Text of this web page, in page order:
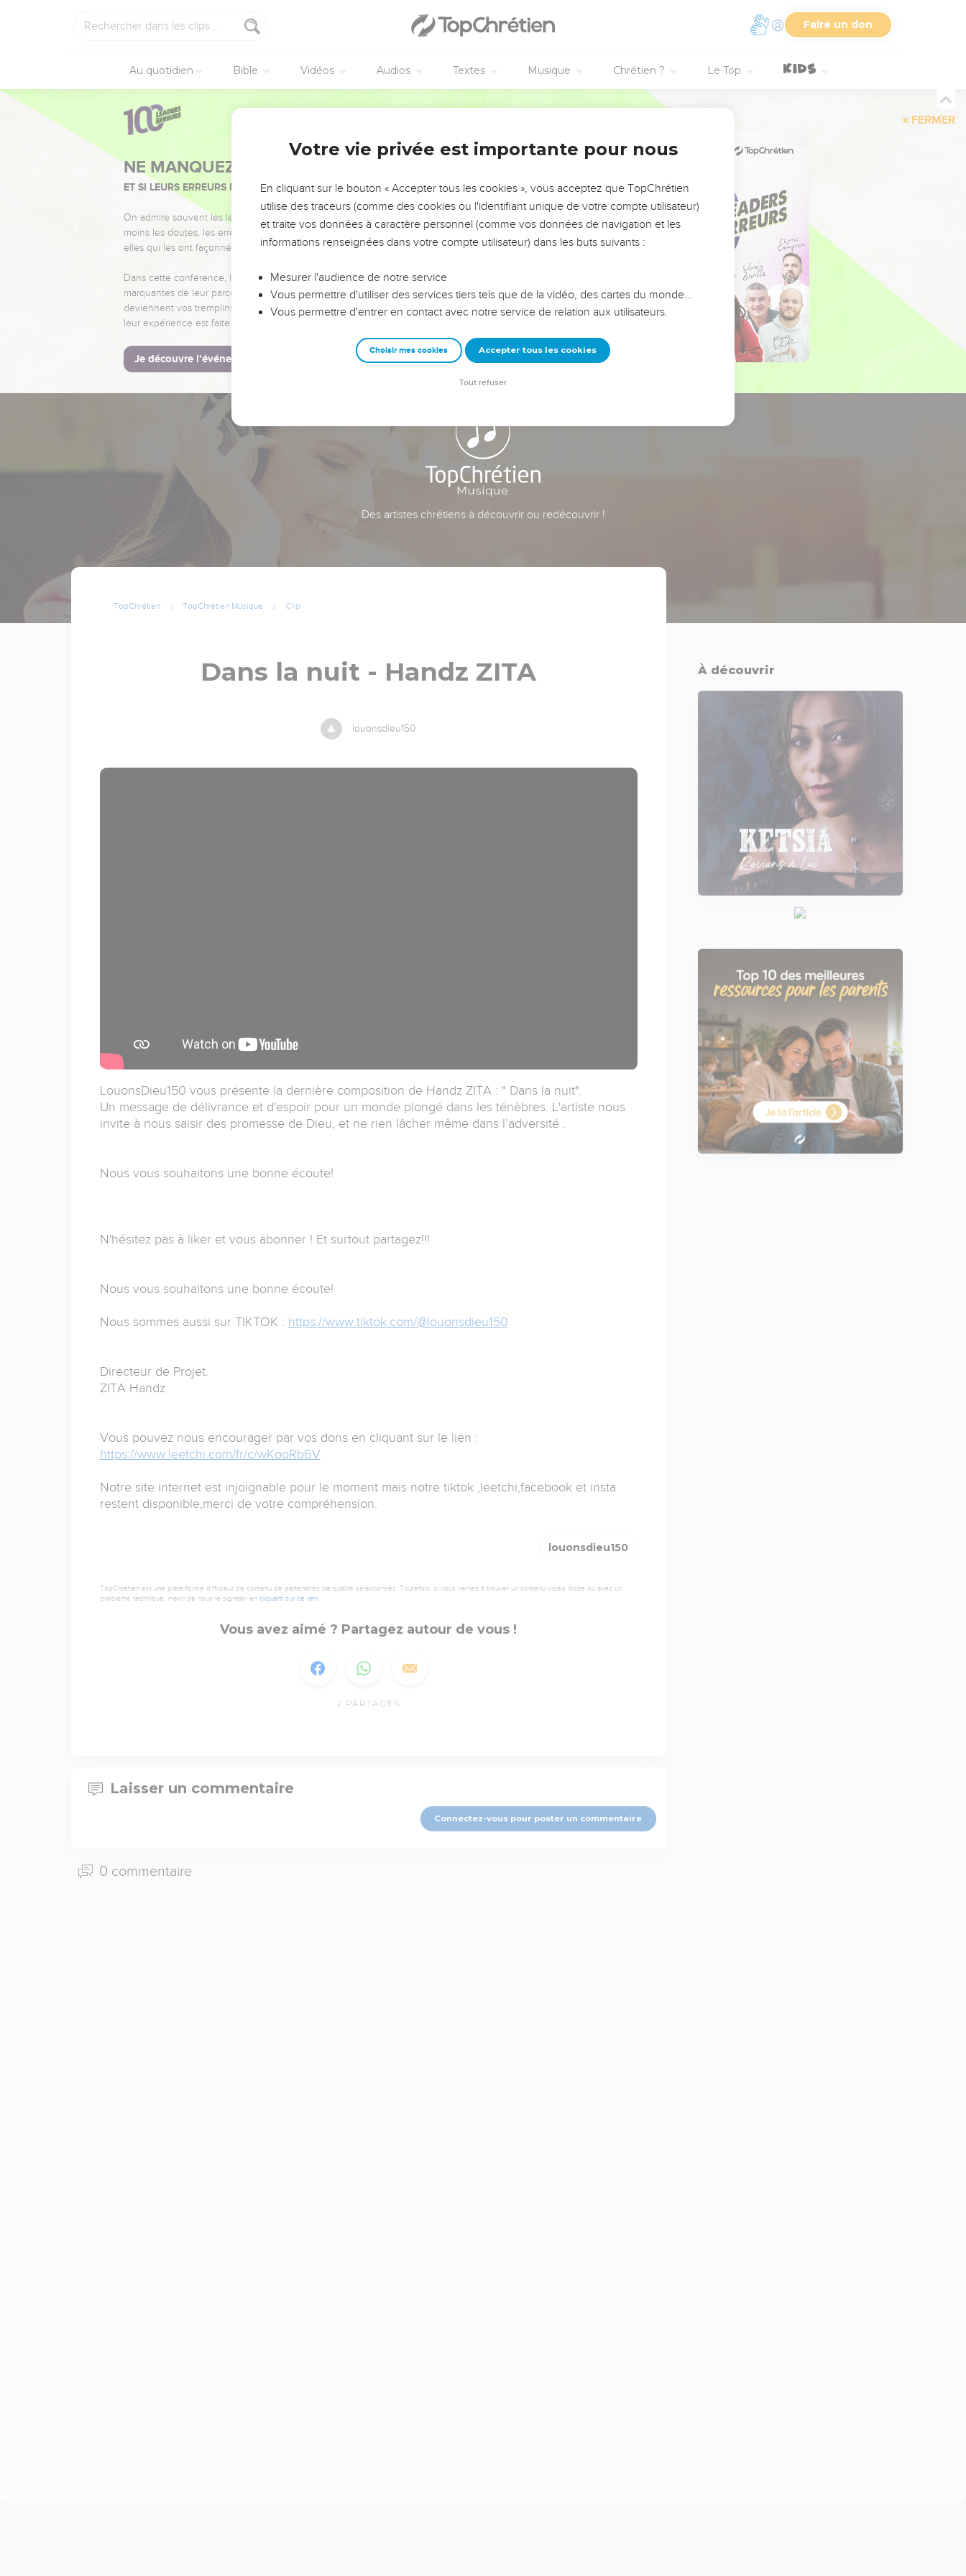
Faire un don
Au quotidien Bible Vidéos Audios Textes Musique Chrétien ? Le Top
FERMER
NE MANQUEZ PAS L’ÉVÉNEMENT DE L’ANNÉE !
ET SI LEURS ERREURS POUVAIENT VOUS ÉVITER LES VOTRES ?
On admire souvent les leaders pour leurs réussites, leur impact, leur foi ou leur vision. Mais on voit
moins les doutes, les erreurs et les saisons difficiles qu'ils ont traversés, alors même que ce sont
elles qui les ont façonnés.
Dans cette conférence, leaders, entrepreneurs, et responsables reviennent sur les erreurs
marquantes de leur parcours et les clés pour avancer avec plus de sagesse afin que leurs erreurs
deviennent vos tremplins. Que vous guidiez un ministère, une équipe, un groupe ou une famille,
leur expérience est faite pour vous.
Je découvre l’événement
Des artistes chrétiens à découvrir ou redécouvrir !
TopChrétien TopChrétien Musique Clip
Dans la nuit - Handz ZITA
louonsdieu150
LouonsDieu150 vous présente la dernière composition de Handz ZITA : " Dans la nuit".
Un message de délivrance et d'espoir pour un monde plongé dans les ténèbres. L'artiste nous
invite à nous saisir des promesse de Dieu, et ne rien lâcher même dans l’adversité .
Nous vous souhaitons une bonne écoute!
N'hésitez pas à liker et vous abonner ! Et surtout partagez!!!
Nous vous souhaitons une bonne écoute!
Nous sommes aussi sur TIKTOK : https://www.tiktok.com/@louonsdieu150
Directeur de Projet.
ZITA Handz
Vous pouvez nous encourager par vos dons en cliquant sur le lien :
https://www.leetchi.com/fr/c/wKooRb6V
Notre site internet est injoignable pour le moment mais notre tiktok ,leetchi,facebook et insta
restent disponible,merci de votre compréhension.
louonsdieu150
TopChrétien est une plate-forme diffuseur de contenu de partenaires de qualité sélectionnés. Toutefois, si vous veniez à trouver un contenu vidéo illicite ou avec un
problème technique, merci de nous le signaler en cliquant sur ce lien.
Vous avez aimé ? Partagez autour de vous !
2 PARTAGES
Laisser un commentaire
Connectez-vous pour poster un commentaire
0 commentaire
À découvrir
Votre vie privée est importante pour nous
En cliquant sur le bouton « Accepter tous les cookies », vous acceptez que TopChrétien
utilise des traceurs (comme des cookies ou l'identifiant unique de votre compte utilisateur)
et traite vos données à caractère personnel (comme vos données de navigation et les
informations renseignées dans votre compte utilisateur) dans les buts suivants :
Mesurer l'audience de notre service
Vous permettre d'utiliser des services tiers tels que de la vidéo, des cartes du monde…
Vous permettre d'entrer en contact avec notre service de relation aux utilisateurs.
Choisir mes cookies Accepter tous les cookies
Tout refuser